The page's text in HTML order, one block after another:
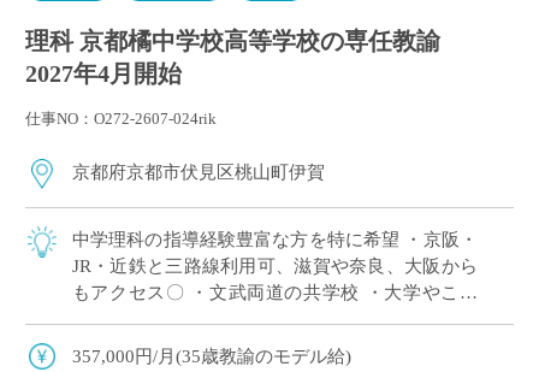
理科 京都橘中学校高等学校の専任教諭
2027年4月開始
仕事NO：O272-2607-024rik
京都府京都市伏見区桃山町伊賀
中学理科の指導経験豊富な方を特に希望 ・京阪・
JR・近鉄と三路線利用可、滋賀や奈良、大阪から
もアクセス〇 ・文武両道の共学校 ・大学やこど
357,000円/月(35歳教諭のモデル給)